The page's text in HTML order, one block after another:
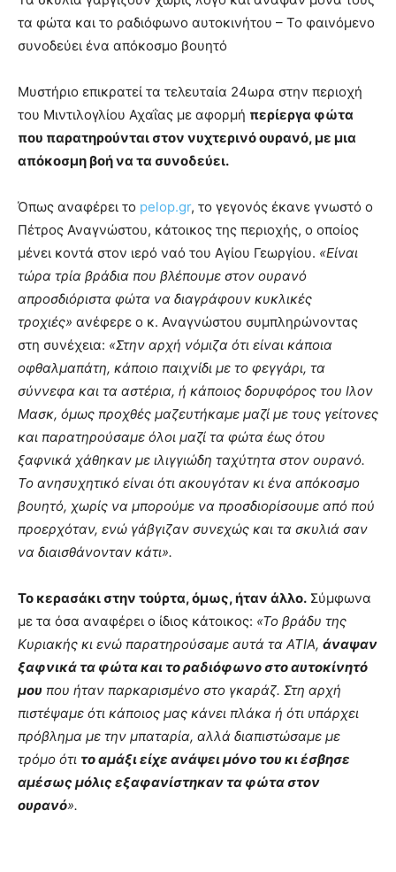
τα φώτα και το ραδιόφωνο αυτοκινήτου – Το φαινόμενο
συνοδεύει ένα απόκοσμο βουητό
Μυστήριο επικρατεί τα τελευταία 24ωρα στην περιοχή
του Μιντιλογλίου Αχαΐας με αφορμή περίεργα φώτα
που παρατηρούνται στον νυχτερινό ουρανό, με μια
απόκοσμη βοή να τα συνοδεύει.
Όπως αναφέρει το pelop.gr, το γεγονός έκανε γνωστό ο
Πέτρος Αναγνώστου, κάτοικος της περιοχής, ο οποίος
μένει κοντά στον ιερό ναό του Αγίου Γεωργίου. «Είναι
τώρα τρία βράδια που βλέπουμε στον ουρανό
απροσδιόριστα φώτα να διαγράφουν κυκλικές
τροχιές» ανέφερε ο κ. Αναγνώστου συμπληρώνοντας
στη συνέχεια: «Στην αρχή νόμιζα ότι είναι κάποια
οφθαλμαπάτη, κάποιο παιχνίδι με το φεγγάρι, τα
σύννεφα και τα αστέρια, ή κάποιος δορυφόρος του Ιλον
Μασκ, όμως προχθές μαζευτήκαμε μαζί με τους γείτονες
και παρατηρούσαμε όλοι μαζί τα φώτα έως ότου
ξαφνικά χάθηκαν με ιλιγγιώδη ταχύτητα στον ουρανό.
Το ανησυχητικό είναι ότι ακουγόταν κι ένα απόκοσμο
βουητό, χωρίς να μπορούμε να προσδιορίσουμε από πού
προερχόταν, ενώ γάβγιζαν συνεχώς και τα σκυλιά σαν
να διαισθάνονταν κάτι».
Το κερασάκι στην τούρτα, όμως, ήταν άλλο. Σύμφωνα
με τα όσα αναφέρει ο ίδιος κάτοικος: «Το βράδυ της
Κυριακής κι ενώ παρατηρούσαμε αυτά τα ΑΤΙΑ, άναψαν
ξαφνικά τα φώτα και το ραδιόφωνο στο αυτοκίνητό
μου που ήταν παρκαρισμένο στο γκαράζ. Στη αρχή
πιστέψαμε ότι κάποιος μας κάνει πλάκα ή ότι υπάρχει
πρόβλημα με την μπαταρία, αλλά διαπιστώσαμε με
τρόμο ότι το αμάξι είχε ανάψει μόνο του κι έσβησε
αμέσως μόλις εξαφανίστηκαν τα φώτα στον
ουρανό».